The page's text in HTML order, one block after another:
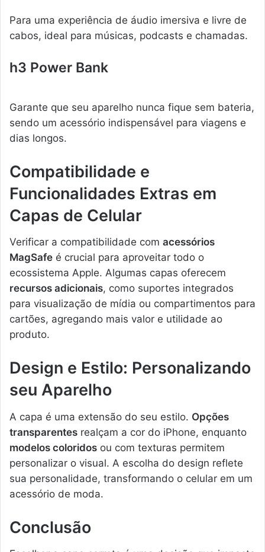
Para uma experiência de áudio imersiva e livre de
cabos, ideal para músicas, podcasts e chamadas.
h3 Power Bank
Garante que seu aparelho nunca fique sem bateria,
sendo um acessório indispensável para viagens e
dias longos.
Compatibilidade e
Funcionalidades Extras em
Capas de Celular
Verificar a compatibilidade com acessórios
MagSafe é crucial para aproveitar todo o
ecossistema Apple. Algumas capas oferecem
recursos adicionais, como suportes integrados
para visualização de mídia ou compartimentos para
cartões, agregando mais valor e utilidade ao
produto.
Design e Estilo: Personalizando
seu Aparelho
A capa é uma extensão do seu estilo. Opções
transparentes realçam a cor do iPhone, enquanto
modelos coloridos ou com texturas permitem
personalizar o visual. A escolha do design reflete
sua personalidade, transformando o celular em um
acessório de moda.
Conclusão